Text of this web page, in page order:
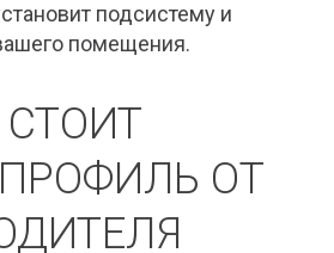
подсистему и
помещения.
ОТ